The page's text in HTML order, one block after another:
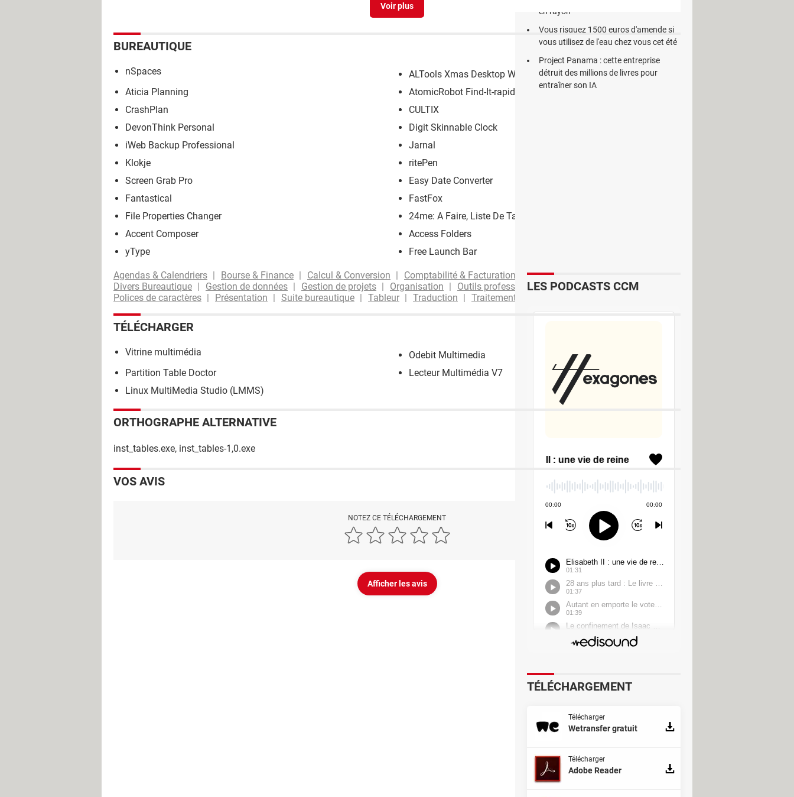
BUREAUTIQUE
nSpaces
ALTools Xmas Desktop Wallpaper
Aticia Planning
AtomicRobot Find-It-rapide
CrashPlan
CULTIX
DevonThink Personal
Digit Skinnable Clock
iWeb Backup Professional
Jarnal
Klokje
ritePen
Screen Grab Pro
Easy Date Converter
Fantastical
FastFox
File Properties Changer
24me: A Faire, Liste De Taches -Android
Accent Composer
Access Folders
yType
Free Launch Bar
Agendas & Calendriers Bourse & Finance Calcul & Conversion Comptabilité & Facturation
Dictionnaires & Langues
Divers Bureautique
Gestion de données Gestion de projets Organisation Outils professionnels PAO & Publication
Polices de caractères
Présentation Suite bureautique Tableur Traduction Traitement de texte
TÉLÉCHARGER
Vitrine multimédia
Odebit Multimedia
Partition Table Doctor
Lecteur Multimédia V7
Linux MultiMedia Studio (LMMS)
ORTHOGRAPHE ALTERNATIVE
inst_tables.exe, inst_tables-1,0.exe
VOS AVIS
NOTEZ CE TÉLÉCHARGEMENT
Afficher les avis
en rayon
Vous risquez 1500 euros d'amende si
vous utilisez de l'eau chez vous cet été
Project Panama : cette entreprise
détruit des millions de livres pour
entraîner son IA
LES PODCASTS CCM
TÉLÉCHARGEMENT
Télécharger
Wetransfer gratuit
Télécharger
Adobe Reader